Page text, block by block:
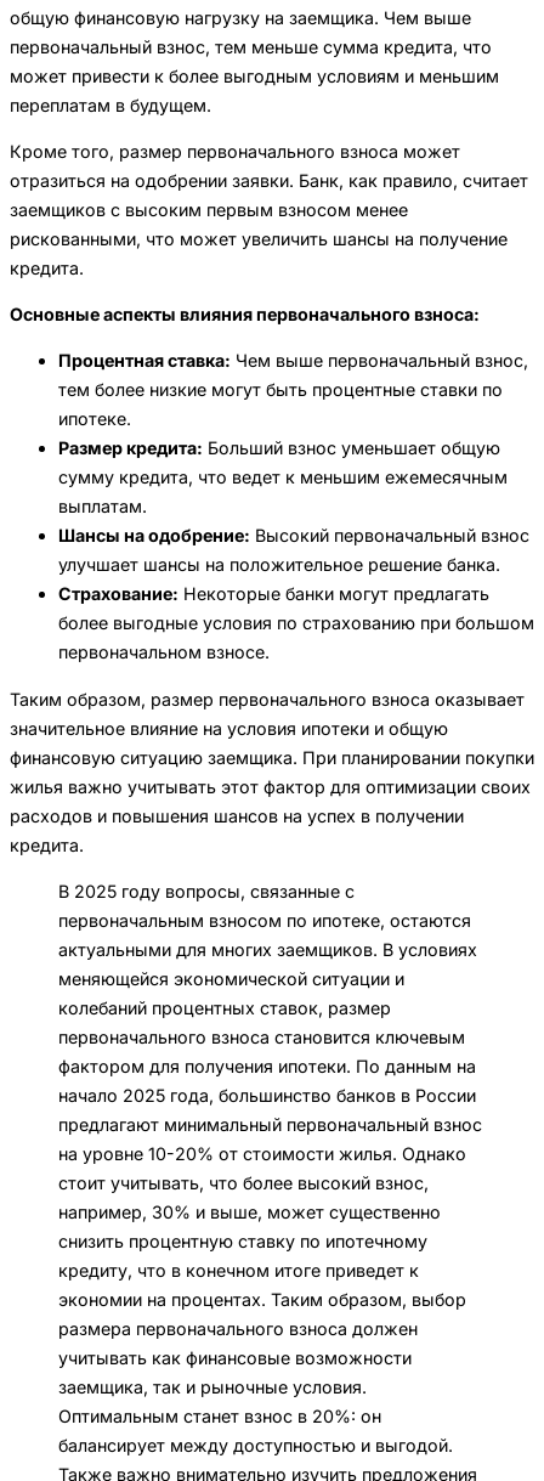
общую финансовую нагрузку на заемщика. Чем выше
первоначальный взнос, тем меньше сумма кредита, что
может привести к более выгодным условиям и меньшим
переплатам в будущем.
Кроме того, размер первоначального взноса может
отразиться на одобрении заявки. Банк, как правило, считает
заемщиков с высоким первым взносом менее
рискованными, что может увеличить шансы на получение
кредита.
Основные аспекты влияния первоначального взноса:
Процентная ставка: Чем выше первоначальный взнос,
тем более низкие могут быть процентные ставки по
ипотеке.
Размер кредита: Больший взнос уменьшает общую
сумму кредита, что ведет к меньшим ежемесячным
выплатам.
Шансы на одобрение: Высокий первоначальный взнос
улучшает шансы на положительное решение банка.
Страхование: Некоторые банки могут предлагать
более выгодные условия по страхованию при большом
первоначальном взносе.
Таким образом, размер первоначального взноса оказывает
значительное влияние на условия ипотеки и общую
финансовую ситуацию заемщика. При планировании покупки
жилья важно учитывать этот фактор для оптимизации своих
расходов и повышения шансов на успех в получении
кредита.
В 2025 году вопросы, связанные с
первоначальным взносом по ипотеке, остаются
актуальными для многих заемщиков. В условиях
меняющейся экономической ситуации и
колебаний процентных ставок, размер
первоначального взноса становится ключевым
фактором для получения ипотеки. По данным на
начало 2025 года, большинство банков в России
предлагают минимальный первоначальный взнос
на уровне 10-20% от стоимости жилья. Однако
стоит учитывать, что более высокий взнос,
например, 30% и выше, может существенно
снизить процентную ставку по ипотечному
кредиту, что в конечном итоге приведет к
экономии на процентах. Таким образом, выбор
размера первоначального взноса должен
учитывать как финансовые возможности
заемщика, так и рыночные условия.
Оптимальным станет взнос в 20%: он
балансирует между доступностью и выгодой.
Также важно внимательно изучить предложения